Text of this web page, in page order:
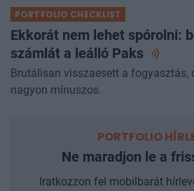
PORTFOLIO CHECKLIST
Ekkorát nem lehet spórolni:
számlát a leálló Paks
Brutálisan visszaesett a fogyasztás,
nagyon mínuszos.
PORTFOLIO
Ne maradjon le a
Iratkozzon fel mobilbarát